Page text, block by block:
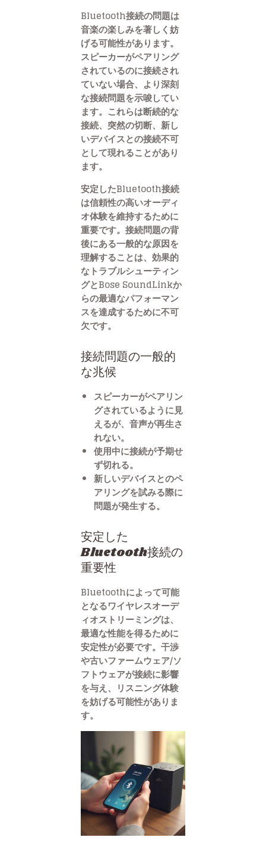
Bluetooth接続の問題は
音楽の楽しみを著しく妨
げる可能性があります。
スピーカーがペアリング
されているのに接続され
ていない場合、より深刻
な接続問題を示唆してい
ます。これらは断続的な
接続、突然の切断、新し
いデバイスとの接続不可
として現れることがあり
ます。
安定したBluetooth接続
は信頼性の高いオーディ
オ体験を維持するために
重要です。接続問題の背
後にある一般的な原因を
理解することは、効果的
なトラブルシューティン
グとBose SoundLinkか
らの最適なパフォーマン
スを達成するために不可
欠です。
接続問題の一般的
な兆候
スピーカーがペアリン
グされているように見
えるが、音声が再生さ
れない。
使用中に接続が予期せ
ず切れる。
新しいデバイスとのペ
アリングを試みる際に
問題が発生する。
安定した
Bluetooth接続の
重要性
Bluetoothによって可能
となるワイヤレスオーデ
ィオストリーミングは、
最適な性能を得るために
安定性が必要です。干渉
や古いファームウェア/ソ
フトウェアが接続に影響
を与え、リスニング体験
を妨げる可能性がありま
す。